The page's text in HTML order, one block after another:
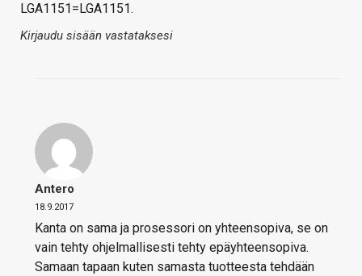
LGA1151=LGA1151.
Kirjaudu sisään vastataksesi
Antero
18.9.2017
Kanta on sama ja prosessori on yhteensopiva, se on
vain tehty ohjelmallisesti tehty epäyhteensopiva.
Samaan tapaan kuten samasta tuotteesta tehdään